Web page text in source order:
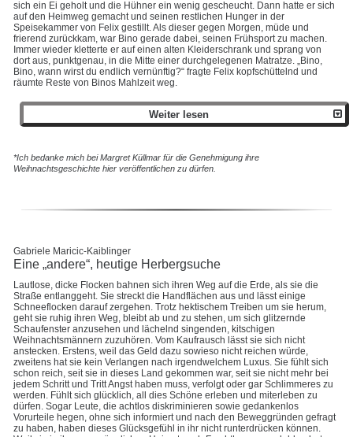
sich ein Ei geholt und die Hühner ein wenig gescheucht. Dann hatte er sich
auf den Heimweg gemacht und seinen restlichen Hunger in der
Speisekammer von Felix gestillt. Als dieser gegen Morgen, müde und
frierend zurückkam, war Bino gerade dabei, seinen Frühsport zu machen.
Immer wieder kletterte er auf einen alten Kleiderschrank und sprang von
dort aus, punktgenau, in die Mitte einer durchgelegenen Matratze. „Bino,
Bino, wann wirst du endlich vernünftig?“ fragte Felix kopfschüttelnd und
räumte Reste von Binos Mahlzeit weg.
Weiter lesen
*Ich bedanke mich bei Margret Küllmar für die Genehmigung ihre
Weihnachtsgeschichte hier veröffentlichen zu dürfen.
Gabriele Maricic-Kaiblinger
Eine „andere“, heutige Herbergsuche
Lautlose, dicke Flocken bahnen sich ihren Weg auf die Erde, als sie die
Straße entlanggeht. Sie streckt die Handflächen aus und lässt einige
Schneeflocken darauf zergehen. Trotz hektischem Treiben um sie herum,
geht sie ruhig ihren Weg, bleibt ab und zu stehen, um sich glitzernde
Schaufenster anzusehen und lächelnd singenden, kitschigen
Weihnachtsmännern zuzuhören. Vom Kaufrausch lässt sie sich nicht
anstecken. Erstens, weil das Geld dazu sowieso nicht reichen würde,
zweitens hat sie kein Verlangen nach irgendwelchem Luxus. Sie fühlt sich
schon reich, seit sie in dieses Land gekommen war, seit sie nicht mehr bei
jedem Schritt und Tritt Angst haben muss, verfolgt oder gar Schlimmeres zu
werden. Fühlt sich glücklich, all dies Schöne erleben und miterleben zu
dürfen. Sogar Leute, die achtlos diskriminieren sowie gedankenlos
Vorurteile hegen, ohne sich informiert und nach den Beweggründen gefragt
zu haben, haben dieses Glücksgefühl in ihr nicht runterdrücken können.